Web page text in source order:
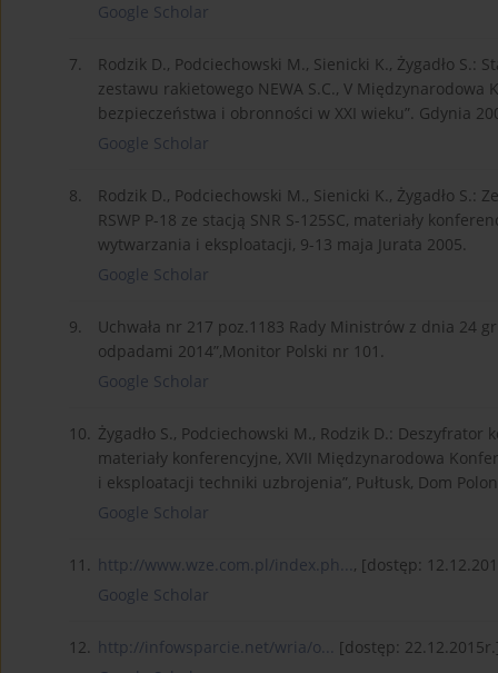
Google Scholar
7.
Rodzik D., Podciechowski M., Sienicki K., Żygadło
zestawu rakietowego NEWA S.C., V
bezpieczeństwa i obronności w XXI wieku”. Gdynia
Google Scholar
8.
Rodzik D., Podciechowski M., Sienicki K., Żygadło
RSWP P-18 ze stacją SNR S-125SC, materiały
wytwarzania i eksploatacji, 9-13 maja Jurata 2005.
Google Scholar
9.
Uchwała nr 217 poz.1183 Rady Ministrów z dnia 24
odpadami 2014”,Monitor Polski nr 101.
Google Scholar
10. Żygadło S., Podciechowski M., Rodzik D.: Deszyfrator
materiały konferencyjne, XVII Międzynarodowa
i eksploatacji techniki uzbrojenia”, Pułtusk, Dom
Google Scholar
11. http://www.wze.com.pl/index.ph... , [dostęp:
Google Scholar
12. http://infowsparcie.net/wria/o...
[dostęp: